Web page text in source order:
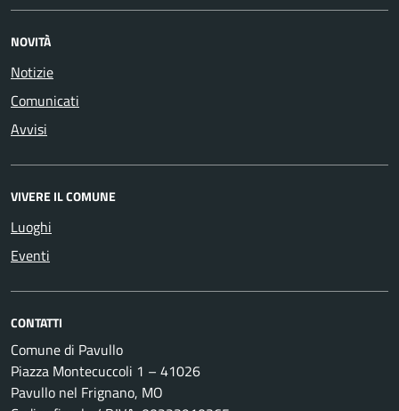
NOVITÀ
Notizie
Comunicati
Avvisi
VIVERE IL COMUNE
Luoghi
Eventi
CONTATTI
Comune di Pavullo
Piazza Montecuccoli 1 – 41026
Pavullo nel Frignano, MO